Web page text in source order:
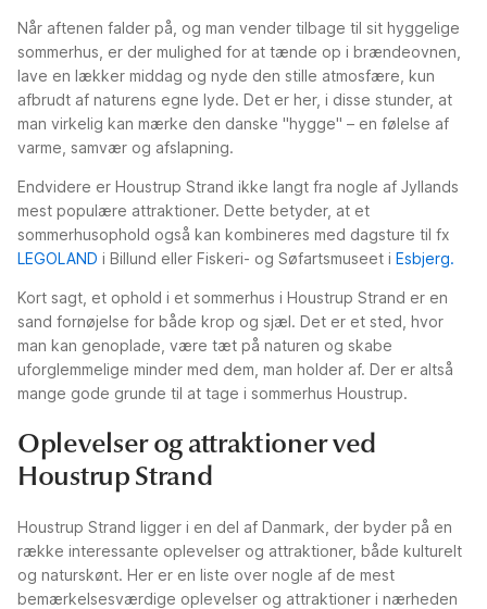
Når aftenen falder på, og man vender tilbage til sit hyggelige
sommerhus, er der mulighed for at tænde op i brændeovnen,
lave en lækker middag og nyde den stille atmosfære, kun
afbrudt af naturens egne lyde. Det er her, i disse stunder, at
man virkelig kan mærke den danske "hygge" – en følelse af
varme, samvær og afslapning.
Endvidere er Houstrup Strand ikke langt fra nogle af Jyllands
mest populære attraktioner. Dette betyder, at et
sommerhusophold også kan kombineres med dagsture til fx
LEGOLAND i Billund eller Fiskeri- og Søfartsmuseet i Esbjerg.
Kort sagt, et ophold i et sommerhus i Houstrup Strand er en
sand fornøjelse for både krop og sjæl. Det er et sted, hvor
man kan genoplade, være tæt på naturen og skabe
uforglemmelige minder med dem, man holder af. Der er altså
mange gode grunde til at tage i sommerhus Houstrup.
Oplevelser og attraktioner ved
Houstrup Strand
Houstrup Strand ligger i en del af Danmark, der byder på en
række interessante oplevelser og attraktioner, både kulturelt
og naturskønt. Her er en liste over nogle af de mest
bemærkelsesværdige oplevelser og attraktioner i nærheden